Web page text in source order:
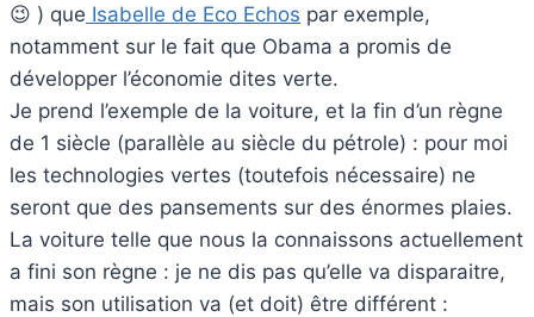
😉 ) que Isabelle de Eco Echos par exemple,
notamment sur le fait que Obama a promis de
développer l’économie dites verte.
Je prend l’exemple de la voiture, et la fin d’un règne
de 1 siècle (parallèle au siècle du pétrole) : pour moi
les technologies vertes (toutefois nécessaire) ne
seront que des pansements sur des énormes plaies.
La voiture telle que nous la connaissons actuellement
a fini son règne : je ne dis pas qu’elle va disparaitre,
mais son utilisation va (et doit) être différent :